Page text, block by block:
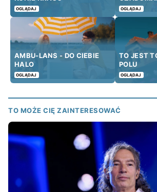
OGLĄDAJ OGLĄDAJ
AMBU-LANS - DO CIEBIE
HALO
OGLĄDAJ
TO JEST
POLU
OGLĄDAJ
TO MOŻE CIĘ ZAINTERESOWAĆ